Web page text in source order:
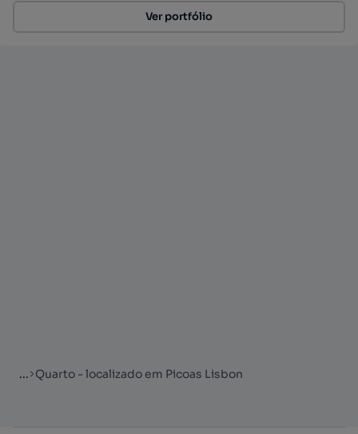
Ver portfólio
... Quarto - localizado em Picoas Lisbon